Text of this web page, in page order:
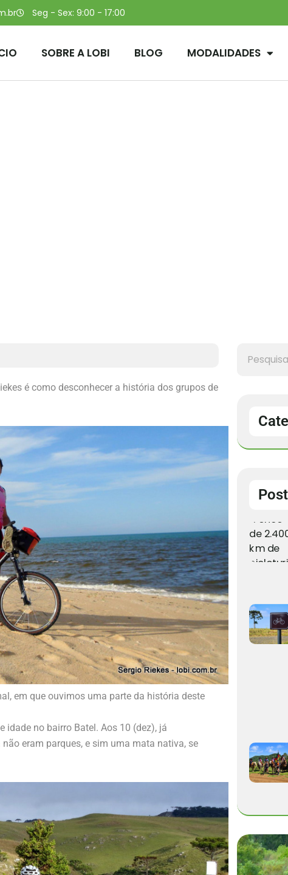
Seg - Sex: 9:00 - 17:00
SOBRE A LOBI BLOG MODALIDADES
é como desconhecer a história dos grupos de
em que ouvimos uma parte da história deste
idade no bairro Batel. Aos 10 (dez), já
eram parques, e sim uma mata nativa, se